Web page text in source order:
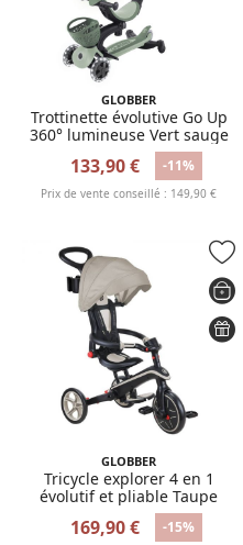
GLOBBER
Trottinette évolutive Go Up
360° lumineuse Vert sauge
133,90 € -11%
Prix de vente conseillé : 149,90 €
GLOBBER
Tricycle explorer 4 en 1
évolutif et pliable Taupe
169,90 € -15%